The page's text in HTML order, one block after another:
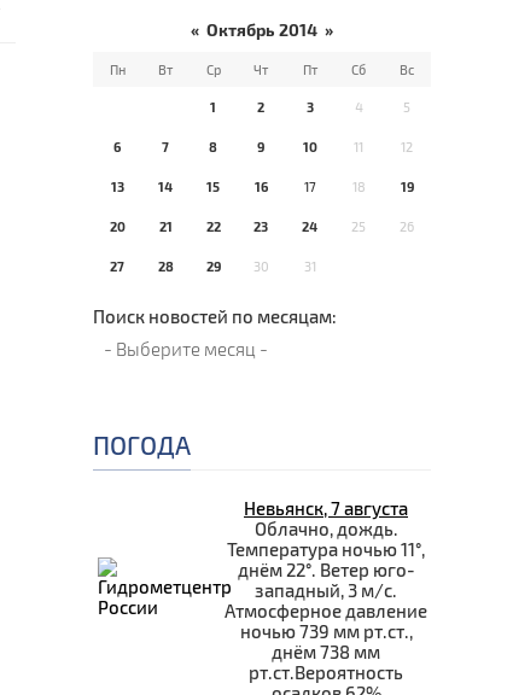
« Октябрь 2014 »
Пн Вт Ср Чт Пт Сб Вс
1 2 3 4 5
6 7 8 9 10 11 12
13 14 15 16 17 18 19
20 21 22 23 24 25 26
27 28 29 30 31
Поиск новостей по месяцам:
ПОГОДА
Невьянск, 7 августа
Облачно, дождь.
Температура ночью 11°,
днём 22°. Ветер юго-
западный, 3 м/с.
Атмосферное давление
ночью 739 мм рт.ст.,
днём 738 мм
рт.ст.Вероятность